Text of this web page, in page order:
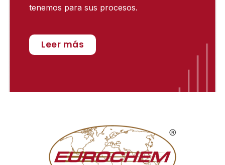
tenemos para sus procesos.
Leer más